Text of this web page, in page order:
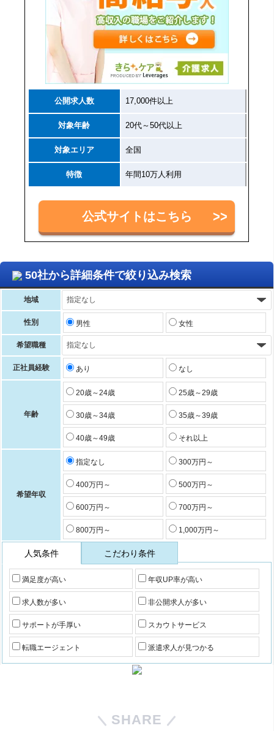
公開求人数 17,000件以上
対象年齢 20代～50代以上
対象エリア 全国
特徴 年間10万人利用
公式サイトはこちら
50社から詳細条件で絞り込み検索
地域
性別 男性 女性
希望職種
正社員経験 あり なし
年齢
20歳～24歳 25歳～29歳
30歳～34歳 35歳～39歳
40歳～49歳 それ以上
希望年収
指定なし 300万円～
400万円～ 500万円～
600万円～ 700万円～
800万円～ 1,000万円～
人気条件 こだわり条件
満足度が高い 年収UP率が高い
求人数が多い 非公開求人が多い
サポートが手厚い スカウトサービス
転職エージェント 派遣求人が見つかる
SHARE